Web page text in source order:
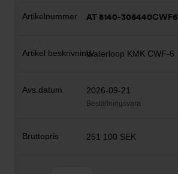
AT 8140-306440CWF6
Waterloop KMK CWF-6
2026-09-21
Beställningsvara
251 100 SEK